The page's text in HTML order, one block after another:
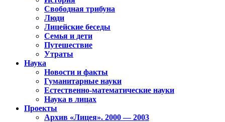
Свободная трибуна
Люди
Лицейские беседы
Семья и дети
Путешествие
Утраты
Наука
Новости и факты
Гуманитарные науки
Естественно-математические науки
Наука в лицах
Проекты
Архив «Лицея». 2000 — 2003